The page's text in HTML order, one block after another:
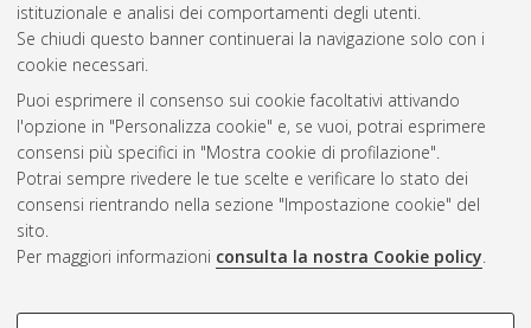
istituzionale e analisi dei comportamenti degli utenti.
Se chiudi questo banner continuerai la navigazione solo con i
cookie necessari.
Puoi esprimere il consenso sui cookie facoltativi attivando
l'opzione in "Personalizza cookie" e, se vuoi, potrai esprimere
consensi più specifici in "Mostra cookie di profilazione".
Potrai sempre rivedere le tue scelte e verificare lo stato dei
consensi rientrando nella sezione "Impostazione cookie" del
sito.
Per maggiori informazioni consulta la nostra Cookie policy.
COOKIE DI PROFILAZIONE -
Atom
Rss 1.0
Rss 2.0
ISSN: 2038-7946
Impostazioni Cookie